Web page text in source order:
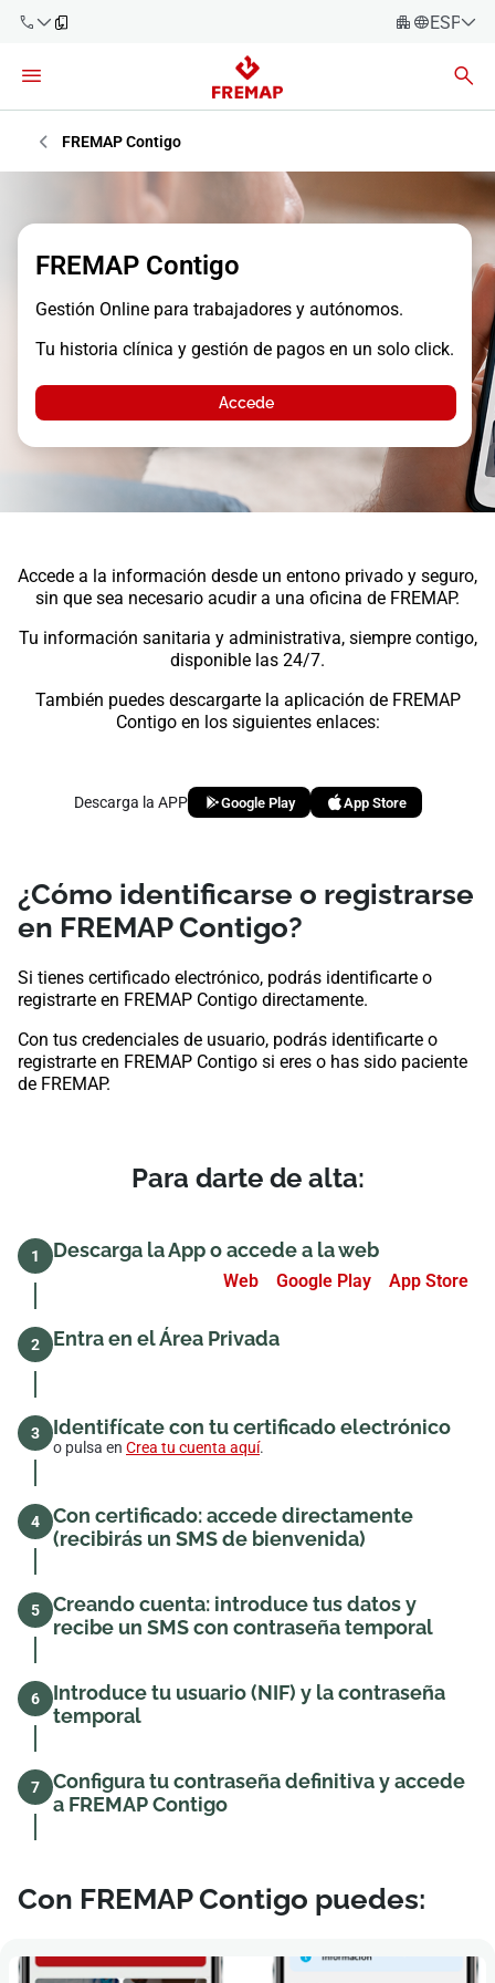
900 61 00
61
919 61 61
900 61 00
Español
Galego
Valencià
English
Empresas
Asesorías
Autónomos
Proveedores
FREMAP Contigo
FREMAP Contigo
Gestión Online para trabajadores y autónomos.
Tu historia clínica y gestión de pagos en un solo click.
Accede
Accede a la información desde un entono privado y seguro,
sin que sea necesario acudir a una oficina de FREMAP.
Tu información sanitaria y administrativa, siempre contigo,
disponible las 24/7.
También puedes descargarte la aplicación de FREMAP
Contigo en los siguientes enlaces:
Descarga la APP Google Play App Store
¿Cómo identificarse o registrarse
en FREMAP Contigo?
Si tienes certificado electrónico, podrás identificarte o
registrarte en FREMAP Contigo directamente.
Con tus credenciales de usuario, podrás identificarte o
registrarte en FREMAP Contigo si eres o has sido paciente
de FREMAP.
Para darte de alta:
1 Descarga la App o accede a la web
Web Google Play App Store
2 Entra en el Área Privada
3 Identifícate con tu certificado electrónico
o pulsa en Crea tu cuenta aquí.
4
Con certificado: accede directamente
(recibirás un SMS de bienvenida)
5
Creando cuenta: introduce tus datos y
recibe un SMS con contraseña temporal
6
Introduce tu usuario (NIF) y la contraseña
temporal
7
Configura tu contraseña definitiva y accede
a FREMAP Contigo
Con FREMAP Contigo puedes: